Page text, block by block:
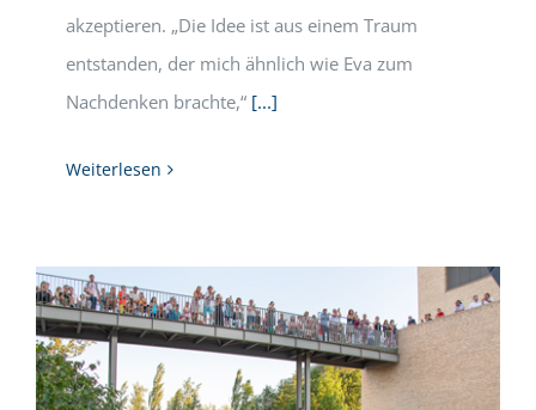
akzeptieren. „Die Idee ist aus einem Traum
entstanden, der mich ähnlich wie Eva zum
Nachdenken brachte,“ [...]
Weiterlesen